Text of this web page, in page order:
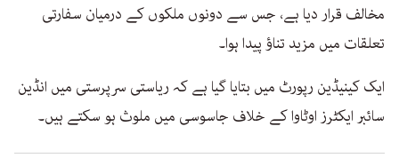
مخالف قرار دیا ہے، جس سے دونوں ملکوں کے درمیان سفارتی
تعلقات میں مزید تناؤ پیدا ہوا۔
ایک کینیڈین رپورٹ میں بتایا گیا ہے کہ ریاستی سرپرستی میں انڈین
سائبر ایکٹرز اوٹاوا کے خلاف جاسوسی میں ملوث ہو سکتے ہیں۔